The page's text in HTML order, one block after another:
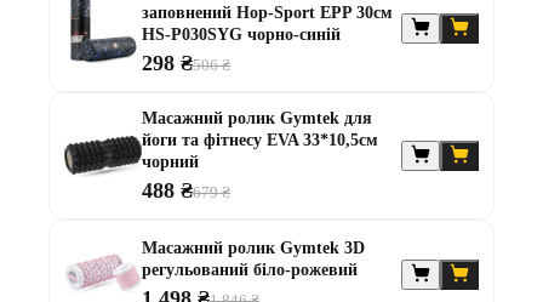
Штанги з w-подібним грифом
Жилети обтяжувачі
Диски та набори
Гантелі
Штанги
Штанги з гантелями та лавками
Тренувальні лавки
Стійки для грифів та дисків
Стійки для жиму лежачи
заповнений Hop-Sport EPP 30см
HS-P030SYG чорно-синій
298 ₴506 ₴
Масажний ролик Gymtek для
йоги та фітнесу EVA 33*10,5см
чорний
488 ₴679 ₴
Масажний ролик Gymtek 3D
регульований біло-рожевий